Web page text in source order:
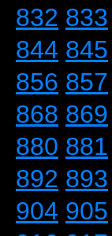
832 833
844 845
856 857
868 869
880 881
892 893
904 905